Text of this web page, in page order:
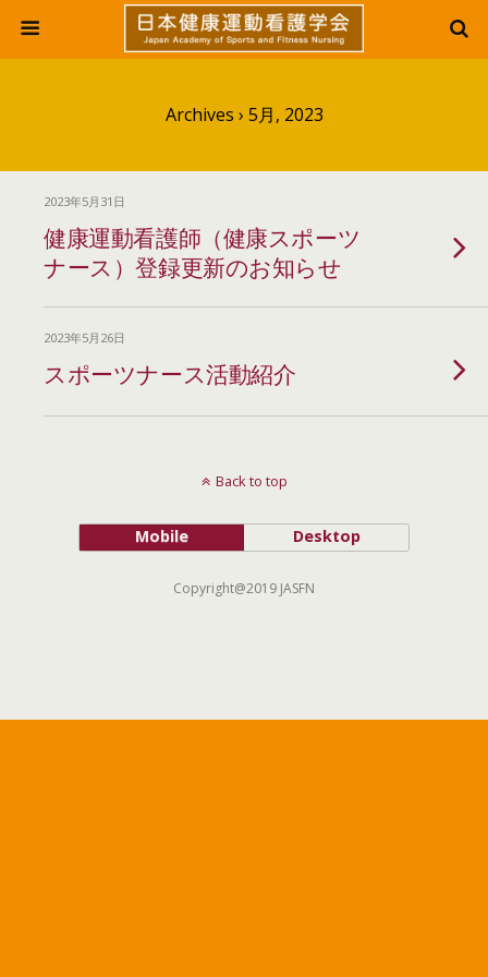
Archives › 5月, 2023
2023年5月31日
健康運動看護師（健康スポーツ
ナース）登録更新のお知らせ
2023年5月26日
スポーツナース活動紹介
Back to top
Mobile Desktop
Copyright@2019 JASFN